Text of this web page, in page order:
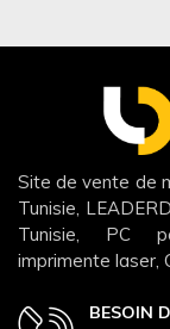
Site de vente de
Tunisie,
Tunisie, PC
imprimente laser,
BESOIN